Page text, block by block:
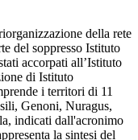
della rete
del soppresso Istituto
accorpati all’Istituto
di Istituto
i territori di 11
Genoni, Nuragus,
indicati dall'acronimo
la sintesi del